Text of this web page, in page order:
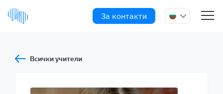
За контакти
Всички учители